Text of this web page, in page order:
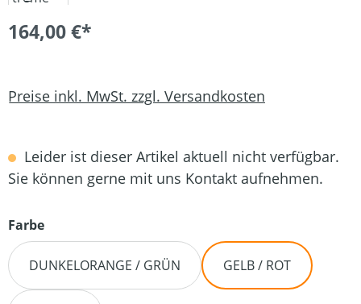
164,00 €*
Preise inkl. MwSt. zzgl. Versandkosten
Leider ist dieser Artikel aktuell nicht verfügbar.
Sie können gerne mit uns Kontakt aufnehmen.
Farbeauswählen
DUNKELORANGE / GRÜN GELB / ROT